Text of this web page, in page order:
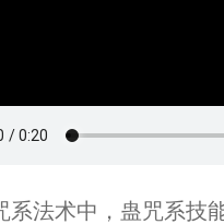
法术中，蛊咒系技能